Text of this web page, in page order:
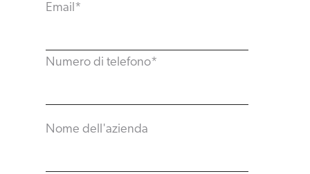
Email*
Numero di telefono*
Nome dell'azienda